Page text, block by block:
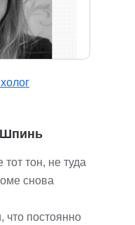
Шпинь
тон, не туда
снова
что постоянно